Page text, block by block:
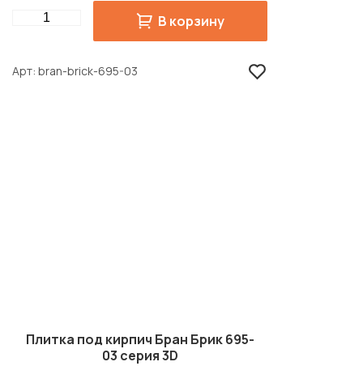
Quantity В корзину
Арт bran-brick-695-03
Плитка под кирпич Бран Брик 695-
03 серия 3D